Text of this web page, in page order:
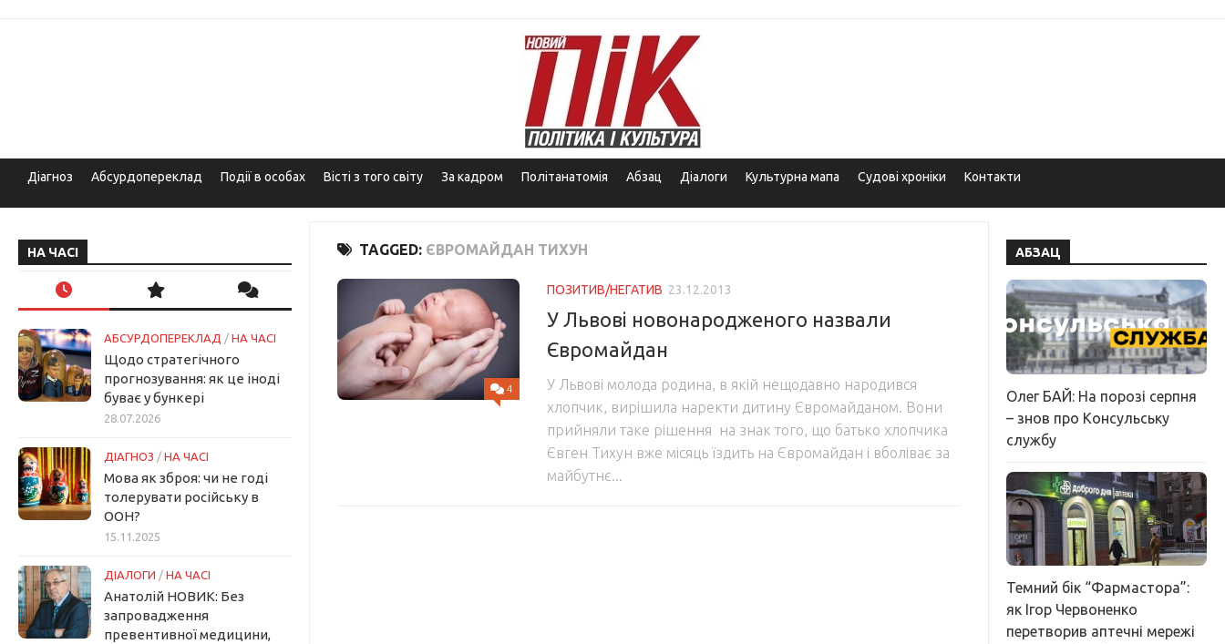
Діагноз Абсурдопереклад Події в особах Вісті з того світу За кадром Політанатомія Абзац Діалоги Культурна мапа Судові хроніки Контакти
TAGGED: ЄВРОМАЙДАН ТИХУН
4
ПОЗИТИВ/НЕГАТИВ 23.12.2013
У Львові новонародженого назвали
Євромайдан
У Львові молода родина, в якій нещодавно народився
хлопчик, вирішила наректи дитину Євромайданом. Вони
прийняли таке рішення на знак того, що батько хлопчика
Євген Тихун вже місяць їздить на Євромайдан і вболіває за
майбутнє...
НА ЧАСІ
АБСУРДОПЕРЕКЛАД / НА ЧАСІ
Щодо стратегічного
прогнозування: як це іноді
буває у бункері
28.07.2026
ДІАГНОЗ / НА ЧАСІ
Мова як зброя: чи не годі
толерувати російську в
ООН?
15.11.2025
ДІАЛОГИ / НА ЧАСІ
Анатолій НОВИК: Без
запровадження
превентивної медицини,
АБЗАЦ
Олег БАЙ: На порозі серпня
– знов про Консульську
службу
Темний бік “Фармастора”:
як Ігор Червоненко
перетворив аптечні мережі